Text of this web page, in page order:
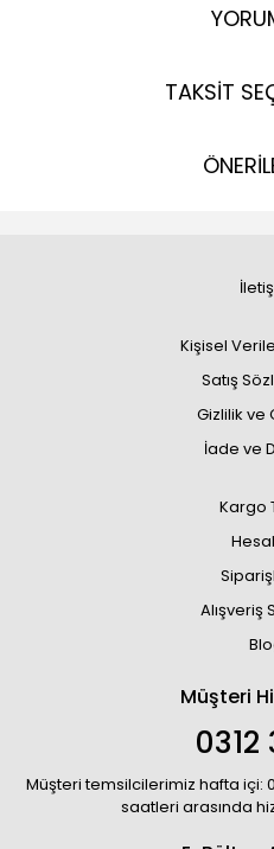
TAKSİT
Kişisel
Satış
Gizlilik ve
İade ve
Kargo
Alışveriş
Müşteri
0312
Müşteri temsilcilerimiz hafta içi:
saatleri arasında